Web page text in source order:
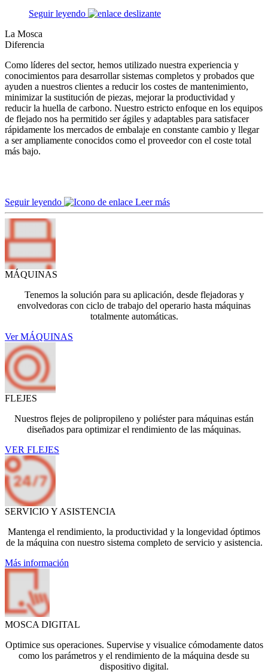
Seguir leyendo
La Mosca
Diferencia
Como líderes del sector, hemos utilizado nuestra experiencia y
conocimientos para desarrollar sistemas completos y probados que
ayuden a nuestros clientes a reducir los costes de mantenimiento,
minimizar la sustitución de piezas, mejorar la productividad y
reducir la huella de carbono. Nuestro estricto enfoque en los equipos
de flejado nos ha permitido ser ágiles y adaptables para satisfacer
rápidamente los mercados de embalaje en constante cambio y llegar
a ser ampliamente conocidos como el proveedor con el coste total
más bajo.
Seguir leyendo
MÁQUINAS
Tenemos la solución para su aplicación, desde flejadoras y
envolvedoras con ciclo de trabajo del operario hasta máquinas
totalmente automáticas.
Ver MÁQUINAS
FLEJES
Nuestros flejes de polipropileno y poliéster para máquinas están
diseñados para optimizar el rendimiento de las máquinas.
VER FLEJES
SERVICIO Y ASISTENCIA
Mantenga el rendimiento, la productividad y la longevidad óptimos
de la máquina con nuestro sistema completo de servicio y asistencia.
Más información
MOSCA DIGITAL
Optimice sus operaciones. Supervise y visualice cómodamente datos
como los parámetros y el rendimiento de la máquina desde su
dispositivo digital.